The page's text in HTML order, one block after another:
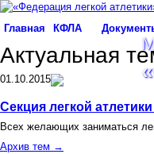
Главная КФЛА
Актуальная
01.10.2015
Секция легкой
Всех желающих заниматься
Архив тем →